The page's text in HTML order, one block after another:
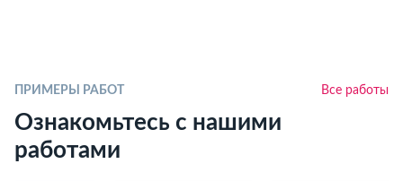
ПРИМЕРЫ РАБОТ Все работы
Ознакомьтесь с нашими
работами